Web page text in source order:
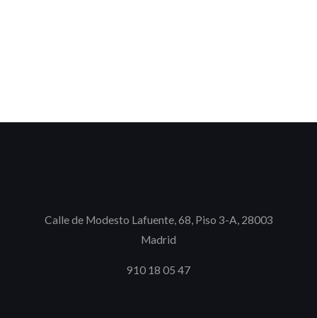
Calle de Modesto Lafuente, 68, Piso 3-A, 28003
Madrid
910 18 05 47